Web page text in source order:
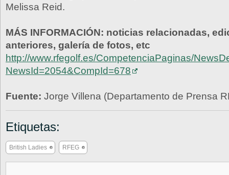
Melissa Reid.
MÁS INFORMACIÓN: noticias relacionadas,
anteriores, galería de fotos, etc
http://www.rfegolf.es/CompetenciaPaginas/
NewsId=2054&CompId=678
Fuente: Jorge Villena (Departamento de Prensa
Etiquetas:
British Ladies RFEG